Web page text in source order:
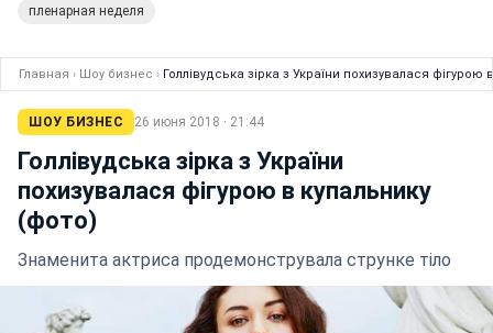
пленарная неделя
Главная › Шоу бизнес › Голлівудська зірка з України похизувалася фігурою
ШОУ БИЗНЕС 26 июня 2018 · 21:44
Голлівудська зірка з України
похизувалася фігурою в купальнику
(фото)
Знаменита актриса продемонструвала струнке тіло